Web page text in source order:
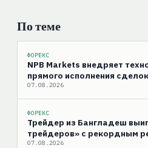
По теме
ФОРЕКС
NPB Markets внедряет
прямого исполнения
07.08.2026
ФОРЕКС
Трейдер из Бангладеш
трейдеров» с рекордным
07.08.2026